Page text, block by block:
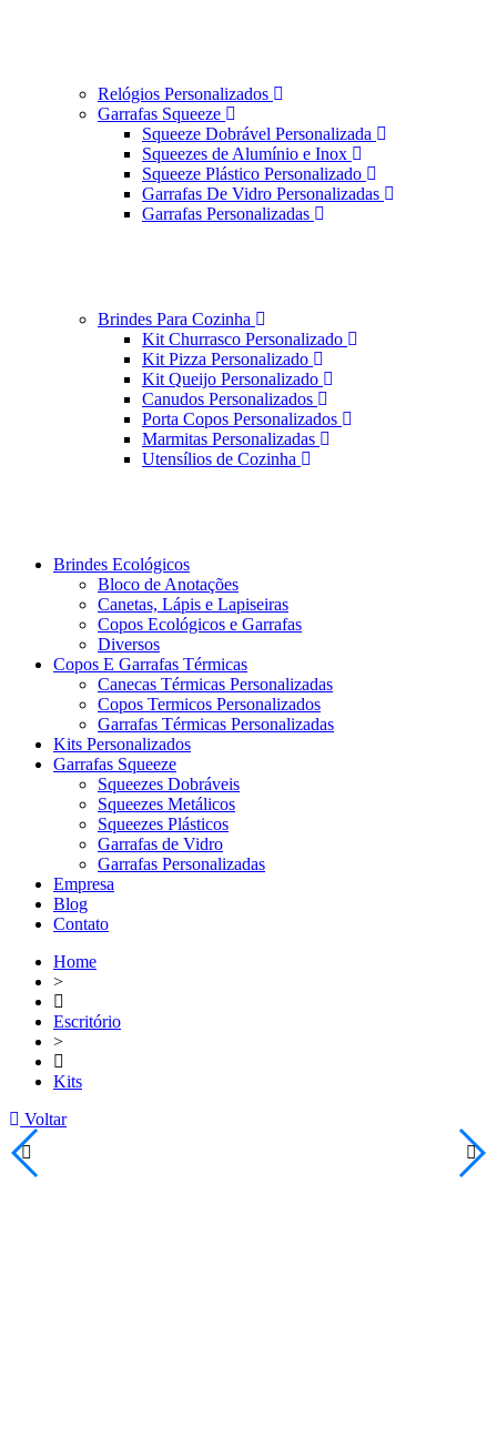
Relógios Personalizados
Garrafas Squeeze
Squeeze Dobrável Personalizada
Squeezes de Alumínio e Inox
Squeeze Plástico Personalizado
Garrafas De Vidro Personalizadas
Garrafas Personalizadas
Brindes Para Cozinha
Kit Churrasco Personalizado
Kit Pizza Personalizado
Kit Queijo Personalizado
Canudos Personalizados
Porta Copos Personalizados
Marmitas Personalizadas
Utensílios de Cozinha
Brindes Ecológicos
Bloco de Anotações
Canetas, Lápis e Lapiseiras
Copos Ecológicos e Garrafas
Diversos
Copos E Garrafas Térmicas
Canecas Térmicas Personalizadas
Copos Termicos Personalizados
Garrafas Térmicas Personalizadas
Kits Personalizados
Garrafas Squeeze
Squeezes Dobráveis
Squeezes Metálicos
Squeezes Plásticos
Garrafas de Vidro
Garrafas Personalizadas
Empresa
Blog
Contato
Home
>
Escritório
>
Kits
Voltar